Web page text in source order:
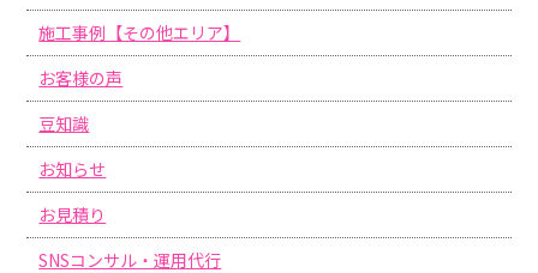
施工事例【その他エリア】
お客様の声
豆知識
お知らせ
お見積り
SNSコンサル・運用代行